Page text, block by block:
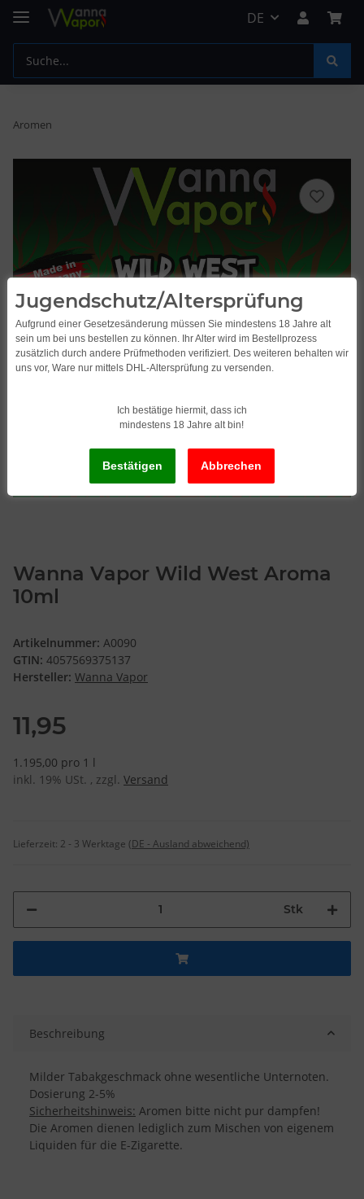
DE
Aromen
Wanna Vapor Wild West Aroma
10ml
Artikelnummer: A0090
GTIN: 4057569375137
Hersteller: Wanna Vapor
11,95
1.195,00 pro 1 l
inkl. 19% USt. , zzgl. Versand
Lieferzeit: 2 - 3 Werktage (DE - Ausland abweichend)
Stk
Beschreibung
Milder Tabakgeschmack ohne wesentliche Unternoten.
Dosierung 2-5%
Sicherheitshinweis: Aromen bitte nicht pur dampfen!
Die Aromen dienen lediglich zum Mischen von eigenem
Liquiden für die E-Zigarette.
Jugendschutz/Altersprüfung
Aufgrund einer Gesetzesänderung müssen Sie mindestens 18 Jahre alt
sein um bei uns bestellen zu können. Ihr Alter wird im Bestellprozess
zusätzlich durch andere Prüfmethoden verifiziert. Des weiteren behalten wir
uns vor, Ware nur mittels DHL-Altersprüfung zu versenden.
Ich bestätige hiermit, dass ich
mindestens 18 Jahre alt bin!